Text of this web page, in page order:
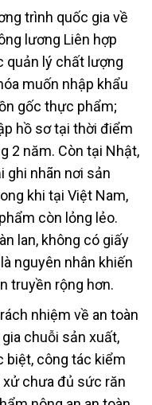
trình quốc gia về
lương Liên hợp
quản lý chất lượng
muốn nhập khẩu
gốc thực phẩm;
hồ sơ tại thời điểm
2 năm. Còn tại Nhật,
ghi nhãn nơi sản
khi tại Việt Nam,
còn lỏng lẻo.
lan, không có giấy
nguyên nhân khiến
truyền rộng hơn.
nhiệm về an toàn
chuỗi sản xuất,
biệt, công tác kiểm
xử chưa đủ sức răn